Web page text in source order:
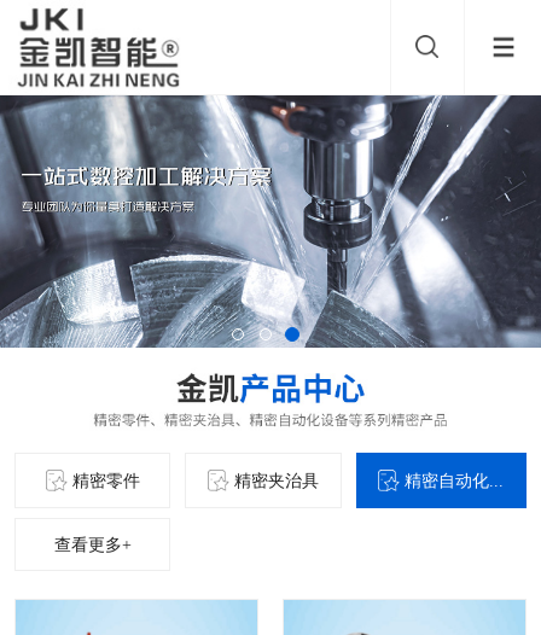
精密零件 精密夹治具 精密自动化...
查看更多+